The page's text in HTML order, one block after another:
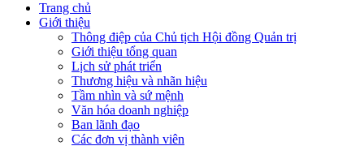
Trang chủ
Giới thiệu
Thông điệp của Chủ tịch Hội đồng Quản trị
Giới thiệu tổng quan
Lịch sử phát triển
Thương hiệu và nhãn hiệu
Tầm nhìn và sứ mệnh
Văn hóa doanh nghiệp
Ban lãnh đạo
Các đơn vị thành viên